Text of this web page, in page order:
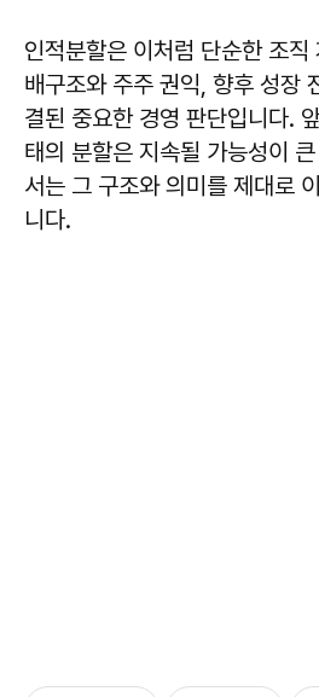
인적분할은 이처럼 단순한 조직
배구조와 주주 권익, 향후 성장
결된 중요한 경영 판단입니다.
태의 분할은 지속될 가능성이
서는 그 구조와 의미를 제대로
니다.